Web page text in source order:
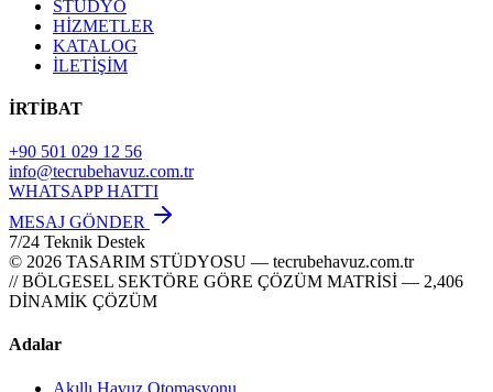
STÜDYO
HİZMETLER
KATALOG
İLETİŞİM
İRTİBAT
+90 501 029 12 56
info@tecrubehavuz.com.tr
WHATSAPP HATTI
MESAJ GÖNDER
7/24 Teknik Destek
© 2026 TASARIM STÜDYOSU — tecrubehavuz.com.tr
// BÖLGESEL SEKTÖRE GÖRE ÇÖZÜM MATRİSİ — 2,406
DİNAMİK ÇÖZÜM
Adalar
Akıllı Havuz Otomasyonu